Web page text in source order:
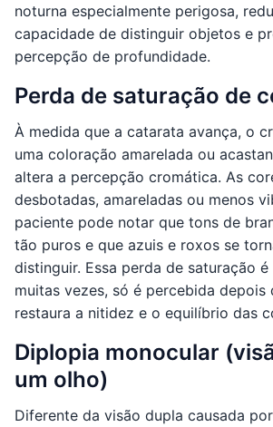
noturna especialmente perigosa,
capacidade de distinguir objetos e
percepção de profundidade.
Perda de saturação de
À medida que a catarata avança, o
uma coloração amarelada ou
altera a percepção cromática. As
desbotadas, amareladas ou menos
paciente pode notar que tons de
tão puros e que azuis e roxos se
distinguir. Essa perda de saturação
muitas vezes, só é percebida depois
restaura a nitidez e o equilíbrio das
Diplopia monocular
um olho)
Diferente da visão dupla causada